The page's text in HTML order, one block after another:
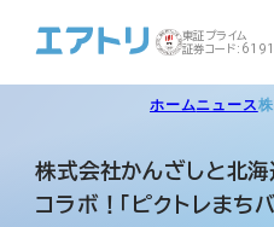
東証プライム
証券コード:6191
ホームニュース
株式会社かんざしと北海
コラボ！「ピクトレま